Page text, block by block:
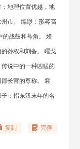
地理位置优越，地
市。 缥缈：形容高
的战鼓和号角。 烽
孙权和刘备。 曜戈
说中的一种凶猛的
长官的尊称。 襄
：指东汉末年的名
复制 完善